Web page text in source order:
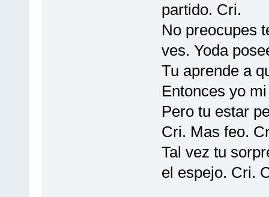
partido. Cri.
No preocupes
ves. Yoda
Tu aprende a
Entonces yo
Pero tu estar
Cri. Mas feo.
Tal vez tu
el espejo. Cri.